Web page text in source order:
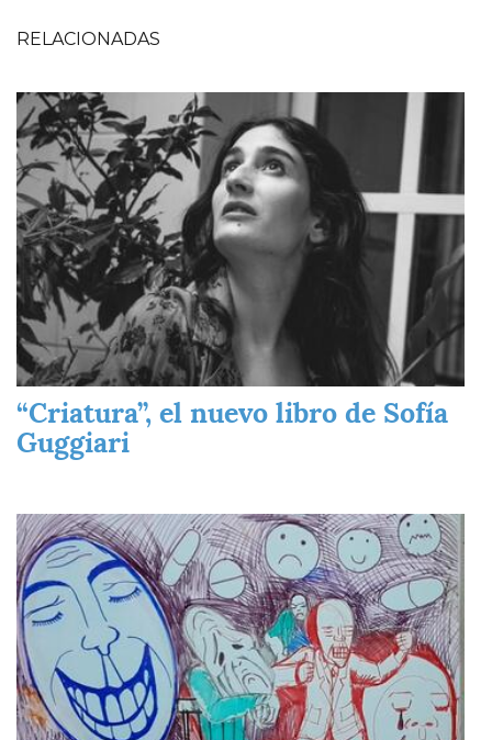
RELACIONADAS
Imagen
“Criatura”, el nuevo libro de Sofía
Guggiari
Imagen